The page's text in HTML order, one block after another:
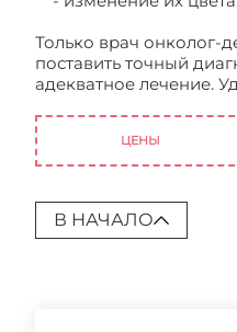
Только врач онколог-
поставить точный
адекватное лечение.
ЦЕНЫ
В НАЧАЛО